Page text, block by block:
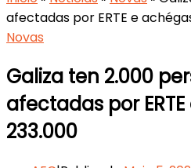
afectadas por ERTE e
Novas
Galiza ten 2.000
afectadas por
233.000